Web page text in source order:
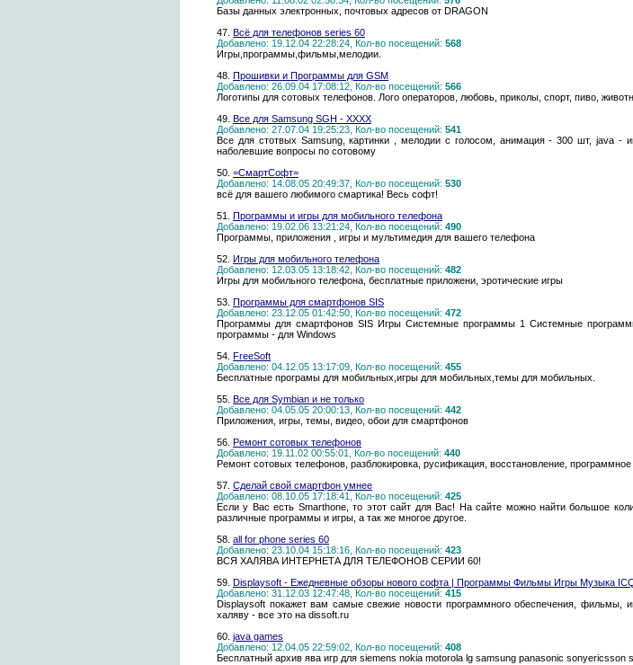
Базы данных электронных, почтовых адресов от DRAGON
47. Всё для телефонов series 60
Добавлено: 19.12.04 22:28:24, Кол-во посещений: 568
Игры,программы,фильмы,мелодии.
48. Прошивки и Программы для GSM
Добавлено: 26.09.04 17:08:12, Кол-во посещений: 566
Логотипы для сотовых телефонов. Лого операторов, любовь, приколы, спорт, пиво,
49. Все для Samsung SGH - XXXX
Добавлено: 27.07.04 19:25:23, Кол-во посещений: 541
Все для стотвых Samsung, картинки , мелодии с голосом, анимация - 300 шт, java -
наболевшие вопросы по сотовому
50. =СмартСофт=
Добавлено: 14.08.05 20:49:37, Кол-во посещений: 530
всё для вашего любимого смартика! Весь софт!
51. Программы и игры для мобильного телефона
Добавлено: 19.02.06 13:21:24, Кол-во посещений: 490
Программы, приложения , игры и мультимедия для вашего телефона
52. Игры для мобильного телефона
Добавлено: 12.03.05 13:18:42, Кол-во посещений: 482
Игры для мобильного телефона, бесплатные приложени, эротические игры
53. Программы для смартфонов SIS
Добавлено: 23.12.05 01:42:50, Кол-во посещений: 472
Программы для смартфонов SIS Игры Системные программы 1 Системные
программы - для Windows
54. FreeSoft
Добавлено: 04.12.05 13:17:09, Кол-во посещений: 455
Бесплатные програмы для мобильных,игры для мобильных,темы для мобильных.
55. Все для Symbian и не только
Добавлено: 04.05.05 20:00:13, Кол-во посещений: 442
Приложения, игры, темы, видео, обои для смартфонов
56. Ремонт сотовых телефонов
Добавлено: 19.11.02 00:55:01, Кол-во посещений: 440
Ремонт сотовых телефонов, разблокировка, русификация, восстановление, программное
57. Сделай свой смартфон умнее
Добавлено: 08.10.05 17:18:41, Кол-во посещений: 425
Если у Вас есть Smarthone, то этот сайт для Вас! На сайте можно найти большое
различные программы и игры, а так же многое другое.
58. all for phone series 60
Добавлено: 23.10.04 15:18:16, Кол-во посещений: 423
ВСЯ ХАЛЯВА ИНТЕРНЕТА ДЛЯ ТЕЛЕФОНОВ СЕРИИ 60!
59. Displaysoft - Ежедневные обзоры нового софта | Программы Фильмы Игры Музыка
Добавлено: 31.12.03 12:47:48, Кол-во посещений: 415
Displaysoft покажет вам самые свежие новости программного обеспечения, фильмы,
халяву - все это на dissoft.ru
60. java games
Добавлено: 12.04.05 22:59:02, Кол-во посещений: 408
Бесплатный архив ява игр для siemens nokia motorola lg samsung panasonic sonyericsson